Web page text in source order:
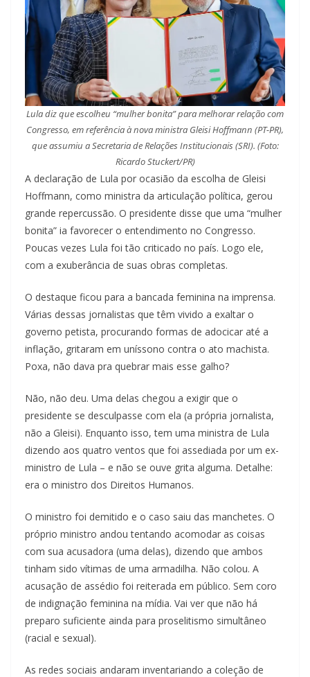
Lula diz que escolheu “mulher bonita” para melhorar relação com
Congresso, em referência à nova ministra Gleisi Hoffmann (PT-PR),
que assumiu a Secretaria de Relações Institucionais (SRI). (Foto:
Ricardo Stuckert/PR)
A declaração de Lula por ocasião da escolha de Gleisi
Hoffmann, como ministra da articulação política, gerou
grande repercussão. O presidente disse que uma “mulher
bonita” ia favorecer o entendimento no Congresso.
Poucas vezes Lula foi tão criticado no país. Logo ele,
com a exuberância de suas obras completas.
O destaque ficou para a bancada feminina na imprensa.
Várias dessas jornalistas que têm vivido a exaltar o
governo petista, procurando formas de adocicar até a
inflação, gritaram em uníssono contra o ato machista.
Poxa, não dava pra quebrar mais esse galho?
Não, não deu. Uma delas chegou a exigir que o
presidente se desculpasse com ela (a própria jornalista,
não a Gleisi). Enquanto isso, tem uma ministra de Lula
dizendo aos quatro ventos que foi assediada por um ex-
ministro de Lula – e não se ouve grita alguma. Detalhe:
era o ministro dos Direitos Humanos.
O ministro foi demitido e o caso saiu das manchetes. O
próprio ministro andou tentando acomodar as coisas
com sua acusadora (uma delas), dizendo que ambos
tinham sido vítimas de uma armadilha. Não colou. A
acusação de assédio foi reiterada em público. Sem coro
de indignação feminina na mídia. Vai ver que não há
preparo suficiente ainda para proselitismo simultâneo
(racial e sexual).
As redes sociais andaram inventariando a coleção de